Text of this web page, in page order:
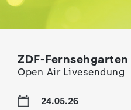
ZDF-Fernsehgarten
Open Air Livesendung
24.05.26